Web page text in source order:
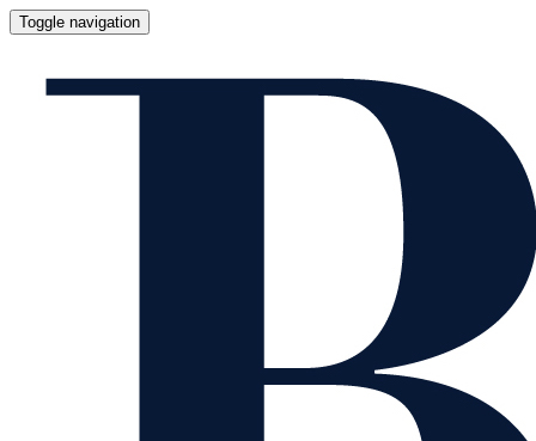
Toggle navigation